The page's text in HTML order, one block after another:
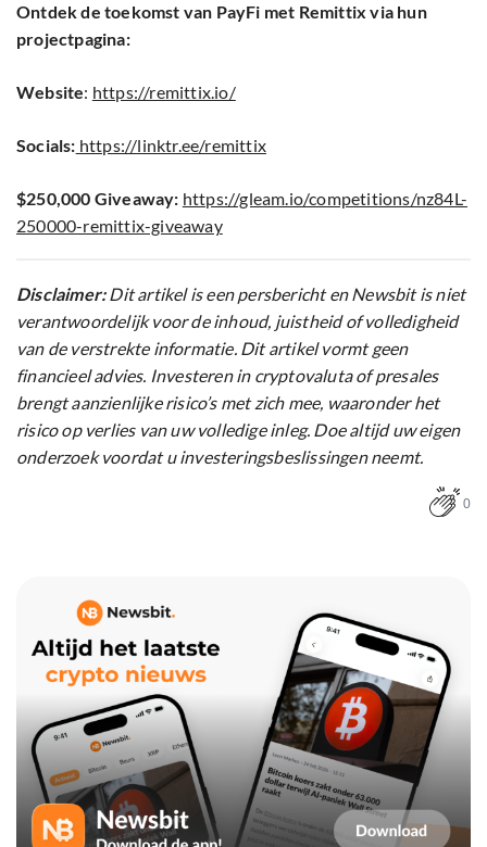
Ontdek de toekomst van PayFi met Remittix via hun
projectpagina:
Website: https://remittix.io/
Socials: https://linktr.ee/remittix
$250,000 Giveaway: https://gleam.io/competitions/nz84L-
250000-remittix-giveaway
Disclaimer:Dit artikel is een persbericht en Newsbit is niet
verantwoordelijk voor de inhoud, juistheid of volledigheid
van de verstrekte informatie. Dit artikel vormt geen
financieel advies. Investeren in cryptovaluta of presales
brengt aanzienlijke risico’s met zich mee, waaronder het
risico op verlies van uw volledige inleg. Doe altijd uw eigen
onderzoek voordat u investeringsbeslissingen neemt.
0